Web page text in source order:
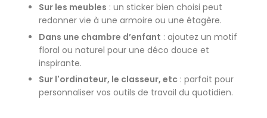
Sur les meubles : un sticker bien choisi peut
redonner vie à une armoire ou une étagère.
Dans une chambre d’enfant : ajoutez un motif
floral ou naturel pour une déco douce et
inspirante.
Sur l'ordinateur, le classeur, etc : parfait pour
personnaliser vos outils de travail du quotidien.